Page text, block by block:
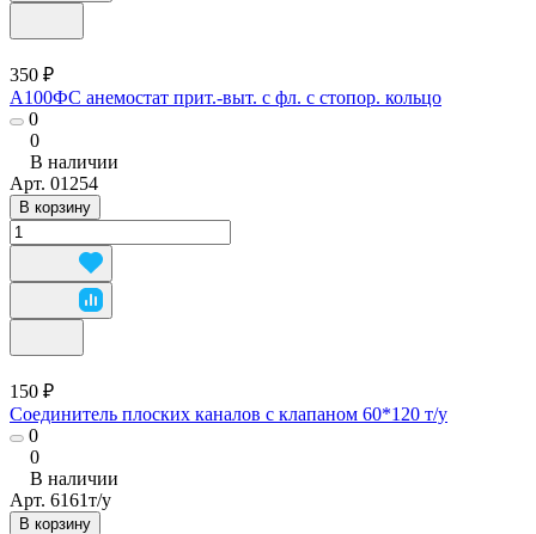
350 ₽
А100ФС анемостат прит.-выт. с фл. с стопор. кольцо
0
0
В наличии
Арт. 01254
В корзину
150 ₽
Соединитель плоских каналов с клапаном 60*120 т/у
0
0
В наличии
Арт. 6161т/у
В корзину